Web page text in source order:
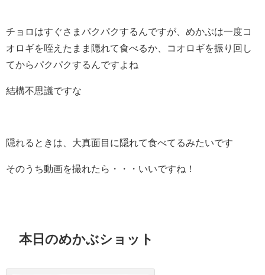
チョロはすぐさまパクパクするんですが、めかぶは一度コ
オロギを咥えたまま隠れて食べるか、コオロギを振り回し
てからパクパクするんですよね
結構不思議ですな
隠れるときは、大真面目に隠れて食べてるみたいです
そのうち動画を撮れたら・・・いいですね！
本日のめかぶショット